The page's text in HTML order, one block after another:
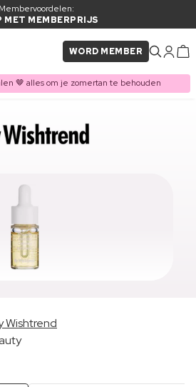
Membervoordelen:
MET MEMBERPRIJS
WORD MEMBER
🤎 alles om je zomertan te behouden
Wishtrend